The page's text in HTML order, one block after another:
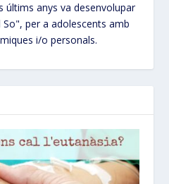
últims anys va desenvolupar
per a adolescents amb
i/o personals.